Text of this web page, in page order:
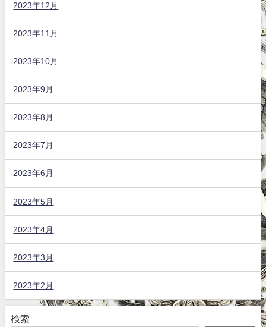
2023年12月
2023年11月
2023年10月
2023年9月
2023年8月
2023年7月
2023年6月
2023年5月
2023年4月
2023年3月
2023年2月
検索